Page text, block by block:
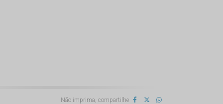
Não imprima, compartilhe